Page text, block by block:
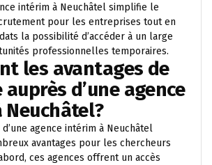
intérim à Neuchâtel simplifie le
pour les entreprises tout en
la possibilité d’accéder à un large
professionnelles temporaires.
les avantages de
auprès d’une agence
agence intérim à Neuchâtel
avantages pour les chercheurs
ces agences offrent un accès